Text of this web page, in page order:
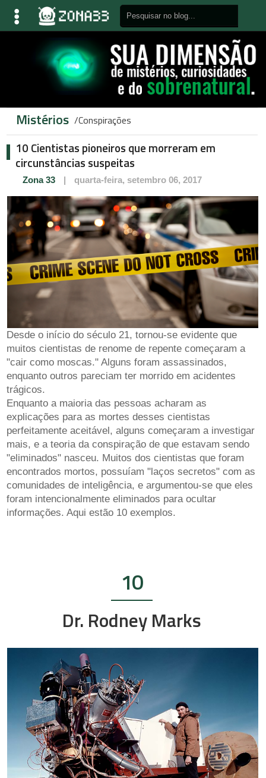
Mistérios Conspirações
10 Cientistas pioneiros que morreram em
circunstâncias suspeitas
Zona 33 quarta-feira, setembro 06, 2017
Desde o início do século 21, tornou-se evidente que
muitos cientistas de renome de repente começaram a
"cair como moscas." Alguns foram assassinados,
enquanto outros pareciam ter morrido em acidentes
trágicos.
Enquanto a maioria das pessoas acharam as
explicações para as mortes desses cientistas
perfeitamente aceitável, alguns começaram a investigar
mais, e a teoria da conspiração de que estavam sendo
"eliminados" nasceu. Muitos dos cientistas que foram
encontrados mortos, possuíam "laços secretos" com as
comunidades de inteligência, e argumentou-se que eles
foram intencionalmente eliminados para ocultar
informações. Aqui estão 10 exemplos.
10
Dr. Rodney Marks